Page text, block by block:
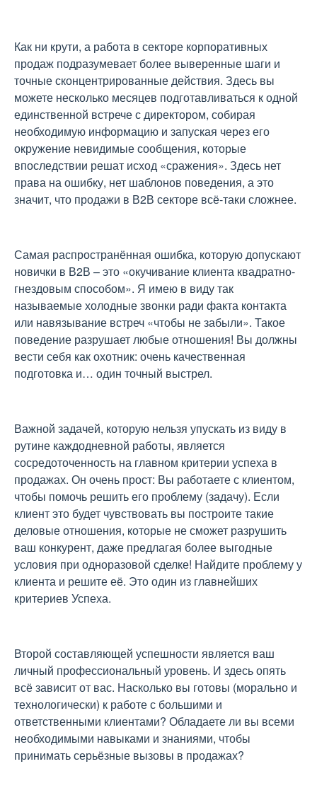
Как ни крути, а работа в секторе корпоративных
продаж подразумевает более выверенные шаги и
точные сконцентрированные действия. Здесь вы
можете несколько месяцев подготавливаться к одной
единственной встрече с директором, собирая
необходимую информацию и запуская через его
окружение невидимые сообщения, которые
впоследствии решат исход «сражения». Здесь нет
права на ошибку, нет шаблонов поведения, а это
значит, что продажи в В2В секторе всё-таки сложнее.
Самая распространённая ошибка, которую допускают
новички в В2В – это «окучивание клиента квадратно-
гнездовым способом». Я имею в виду так
называемые холодные звонки ради факта контакта
или навязывание встреч «чтобы не забыли». Такое
поведение разрушает любые отношения! Вы должны
вести себя как охотник: очень качественная
подготовка и… один точный выстрел.
Важной задачей, которую нельзя упускать из виду в
рутине каждодневной работы, является
сосредоточенность на главном критерии успеха в
продажах. Он очень прост: Вы работаете с клиентом,
чтобы помочь решить его проблему (задачу). Если
клиент это будет чувствовать вы построите такие
деловые отношения, которые не сможет разрушить
ваш конкурент, даже предлагая более выгодные
условия при одноразовой сделке! Найдите проблему у
клиента и решите её. Это один из главнейших
критериев Успеха.
Второй составляющей успешности является ваш
личный профессиональный уровень. И здесь опять
всё зависит от вас. Насколько вы готовы (морально и
технологически) к работе с большими и
ответственными клиентами? Обладаете ли вы всеми
необходимыми навыками и знаниями, чтобы
принимать серьёзные вызовы в продажах?